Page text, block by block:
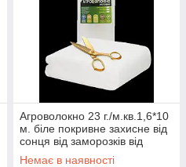
Агроволокно 23 г./м.кв.1,6*10
м. біле покривне захисне від
сонця від заморозків від
птахів від комах фасоване
Немає в наявності